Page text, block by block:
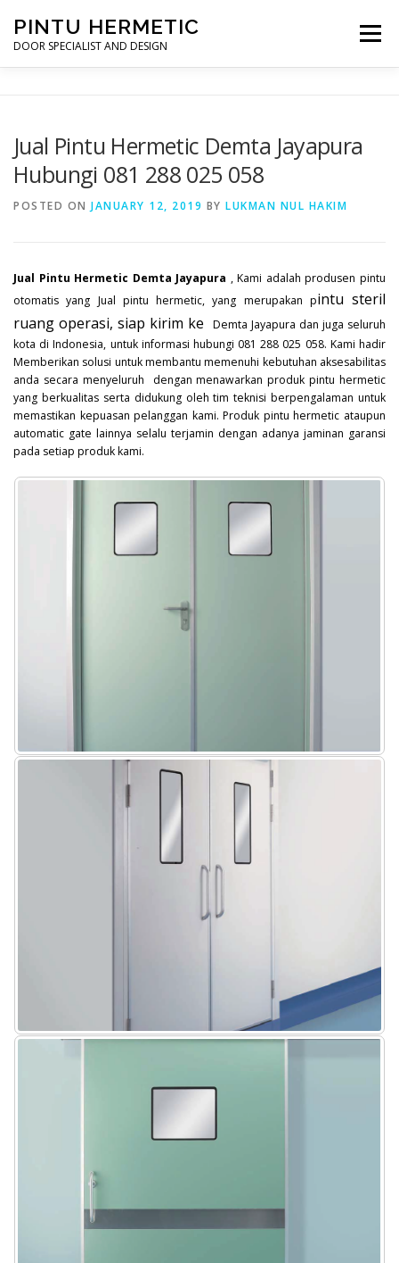
content
PINTU HERMETIC
DOOR SPECIALIST AND DESIGN
Menu
PROFILE KONTAK
Jual Pintu Hermetic Demta Jayapura
Hubungi 081 288 025 058
POSTED ON JANUARY 12, 2019 BY LUKMAN NUL HAKIM
Jual Pintu Hermetic Demta Jayapura , Kami adalah produsen pintu
otomatis yang Jual pintu hermetic, yang merupakan pintu steril
ruang operasi, siap kirim ke
Demta Jayapura dan juga seluruh
kota di Indonesia, untuk informasi hubungi 081 288 025 058. Kami hadir
Memberikan solusi untuk membantu memenuhi kebutuhan aksesabilitas
anda secara menyeluruh dengan menawarkan produk pintu hermetic
yang berkualitas serta didukung oleh tim teknisi berpengalaman untuk
memastikan kepuasan pelanggan kami. Produk pintu hermetic ataupun
automatic gate lainnya selalu terjamin dengan adanya jaminan garansi
pada setiap produk kami.